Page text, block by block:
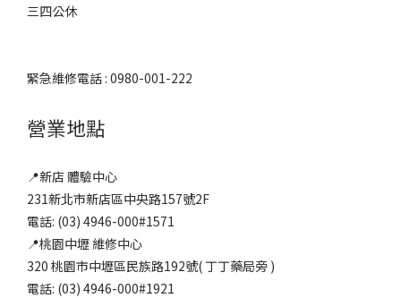
三四公休
緊急維修電話 : 0980-001-222
營業地點
📍新店 體驗中心
231新北市新店區中央路157號2F
電話: (03) 4946-000#1571
📍桃園中壢 維修中心
320 桃園市中壢區民族路192號( 丁丁藥局旁 )
電話: (03) 4946-000#1921